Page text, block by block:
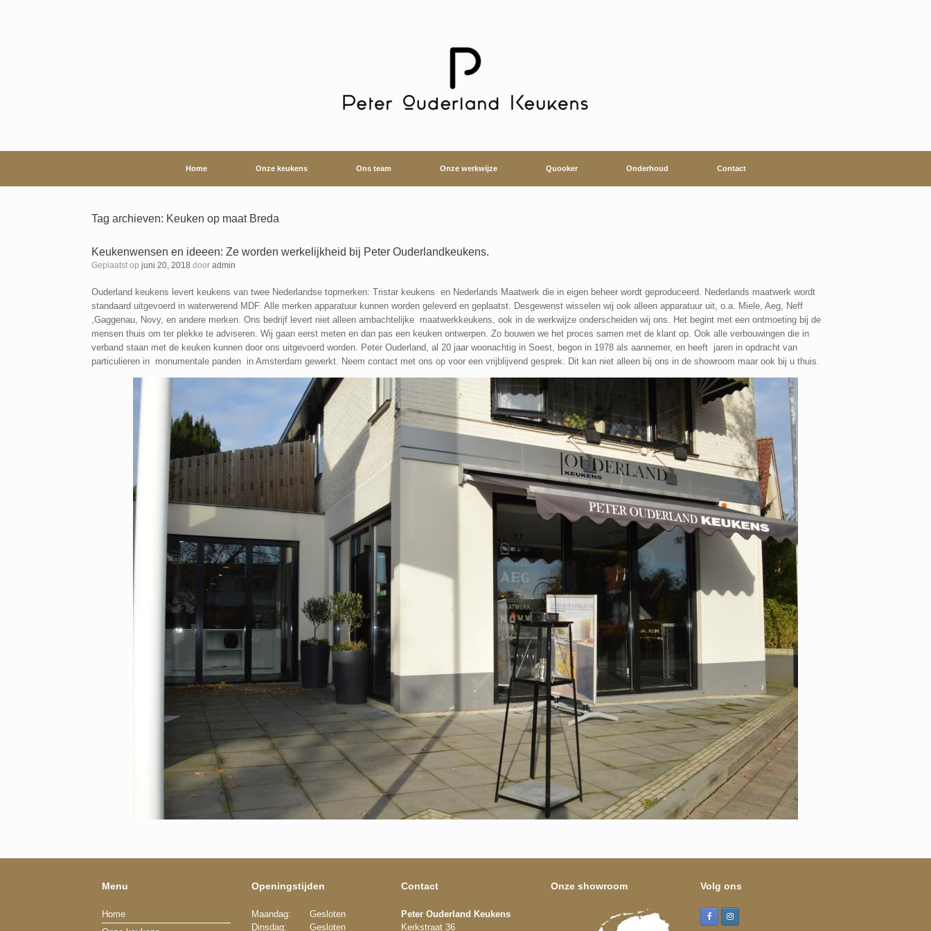
Home Onze keukens Ons team Onze werkwijze Quooker Onderhoud Contact
Tag archieven: Keuken op maat Breda
Keukenwensen en ideeen: Ze worden werkelijkheid bij Peter Ouderlandkeukens.
Geplaatst op juni 20, 2018 door admin
Ouderland keukens levert keukens van twee Nederlandse topmerken: Tristar keukens en Nederlands Maatwerk die in eigen beheer wordt geproduceerd. Nederlands maatwerk wordt
standaard uitgevoerd in waterwerend MDF. Alle merken apparatuur kunnen worden geleverd en geplaatst. Desgewenst wisselen wij ook alleen apparatuur uit, o.a. Miele, Aeg, Neff
,Gaggenau, Novy, en andere merken. Ons bedrijf levert niet alleen ambachtelijke maatwerkkeukens, ook in de werkwijze onderscheiden wij ons. Het begint met een ontmoeting bij de
mensen thuis om ter plekke te adviseren. Wij gaan eerst meten en dan pas een keuken ontwerpen. Zo bouwen we het proces samen met de klant op. Ook alle verbouwingen die in
verband staan met de keuken kunnen door ons uitgevoerd worden. Peter Ouderland, al 20 jaar woonachtig in Soest, begon in 1978 als aannemer, en heeft jaren in opdracht van
particulieren in monumentale panden in Amsterdam gewerkt. Neem contact met ons op voor een vrijblijvend gesprek. Dit kan niet alleen bij ons in de showroom maar ook bij u thuis.
Menu
Home
Openingstijden
Maandag:
Gesloten
Dinsdag:
Gesloten
Contact
Peter Ouderland Keukens
Kerkstraat 36
Onze showroom Volg ons